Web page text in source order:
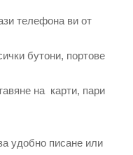
телефона ви от
бутони, портове
на карти, пари
удобно писане или